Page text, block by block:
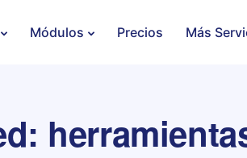
Módulos Precios Más